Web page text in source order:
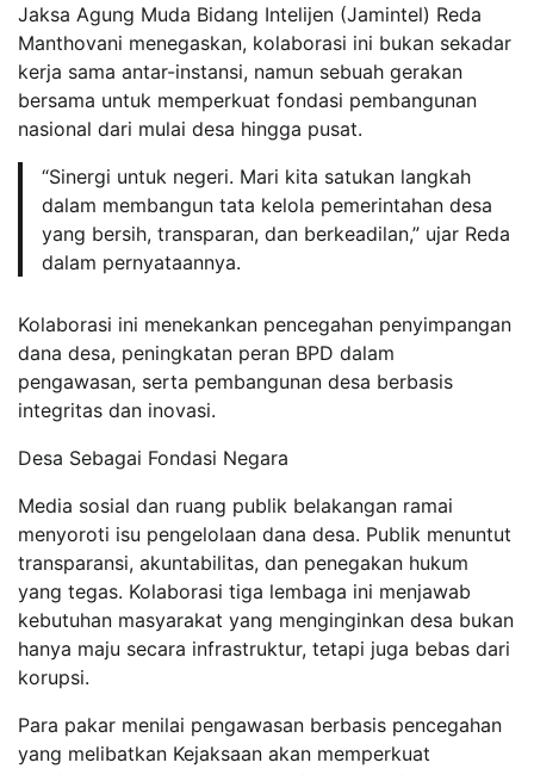
Jaksa Agung Muda Bidang Intelijen (Jamintel) Reda
Manthovani menegaskan, kolaborasi ini bukan sekadar
kerja sama antar-instansi, namun sebuah gerakan
bersama untuk memperkuat fondasi pembangunan
nasional dari mulai desa hingga pusat.
“Sinergi untuk negeri. Mari kita satukan langkah
dalam membangun tata kelola pemerintahan desa
yang bersih, transparan, dan berkeadilan,” ujar Reda
dalam pernyataannya.
Kolaborasi ini menekankan pencegahan penyimpangan
dana desa, peningkatan peran BPD dalam
pengawasan, serta pembangunan desa berbasis
integritas dan inovasi.
Desa Sebagai Fondasi Negara
Media sosial dan ruang publik belakangan ramai
menyoroti isu pengelolaan dana desa. Publik menuntut
transparansi, akuntabilitas, dan penegakan hukum
yang tegas. Kolaborasi tiga lembaga ini menjawab
kebutuhan masyarakat yang menginginkan desa bukan
hanya maju secara infrastruktur, tetapi juga bebas dari
korupsi.
Para pakar menilai pengawasan berbasis pencegahan
yang melibatkan Kejaksaan akan memperkuat